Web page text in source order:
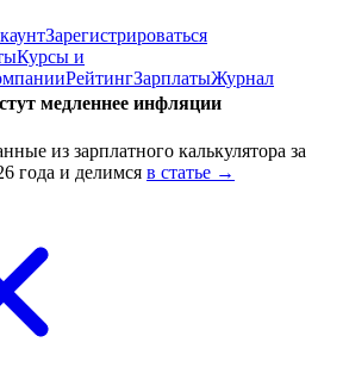
Зарегистрироваться
Курсы и
РейтингЗарплатыЖурнал
медленнее инфляции
из зарплатного калькулятора за
года и делимся в статье →